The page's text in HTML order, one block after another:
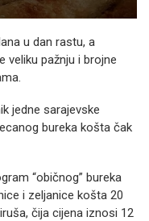
u dan rastu, a
veliku pažnju i brojne
jedne sarajevske
bureka košta čak
“običnog” bureka
i zeljanice košta 20
čija cijena iznosi 12